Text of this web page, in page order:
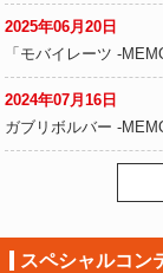
2025年06月20日
「モバイレーツ -
2024年07月16日
ガブリボルバー -
スペシャルコン